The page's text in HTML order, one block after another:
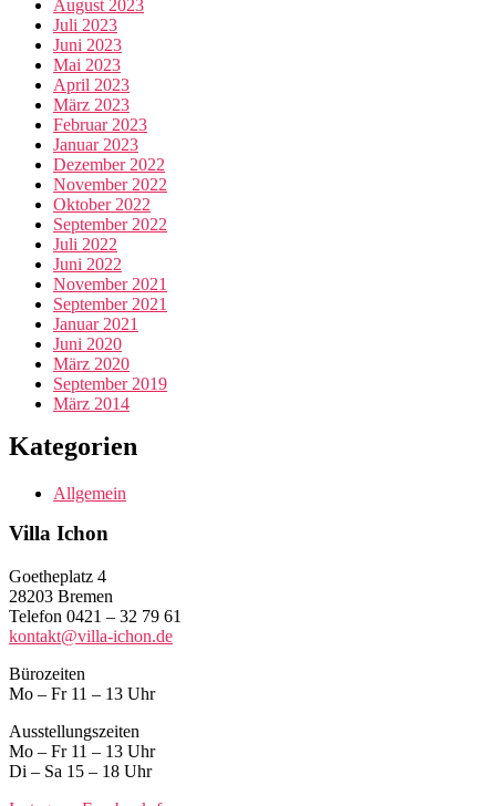
August 2023
Juli 2023
Juni 2023
Mai 2023
April 2023
März 2023
Februar 2023
Januar 2023
Dezember 2022
November 2022
Oktober 2022
September 2022
Juli 2022
Juni 2022
November 2021
September 2021
Januar 2021
Juni 2020
März 2020
September 2019
März 2014
Kategorien
Allgemein
Villa Ichon
Goetheplatz 4
28203 Bremen
Telefon 0421 – 32 79 61
kontakt@villa-ichon.de
Bürozeiten
Mo – Fr 11 – 13 Uhr
Ausstellungszeiten
Mo – Fr 11 – 13 Uhr
Di – Sa 15 – 18 Uhr